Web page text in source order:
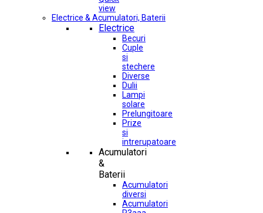
view
Electrice & Acumulatori, Baterii
Electrice
Becuri
Cuple
si
stechere
Diverse
Dulii
Lampi
solare
Prelungitoare
Prize
si
intrerupatoare
Acumulatori
&
Baterii
Acumulatori
diversi
Acumulatori